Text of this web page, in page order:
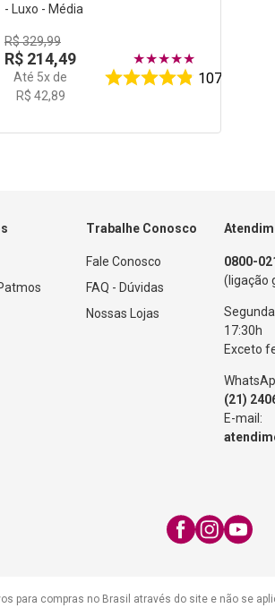
- Luxo - Média
R$329,99
R$ 214,49
Até 5x de
R$ 42,89
★★★★★
107
Trabalhe Conosco
Fale Conosco
FAQ - Dúvidas
Nossas Lojas
0800-
(ligação
17:30h
Exceto
(21)
E-mail:
para compras no Brasil através do site e não se